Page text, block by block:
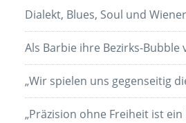
Dialekt, Blues, Soul und
Als Barbie ihre Bezirks-Bubble
„Wir spielen uns gegenseitig
„Präzision ohne Freiheit ist ein